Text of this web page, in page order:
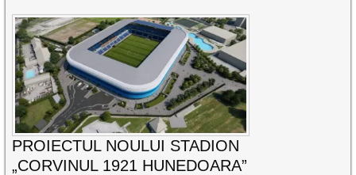
PROIECTUL NOULUI STADION
„CORVINUL 1921 HUNEDOARA”